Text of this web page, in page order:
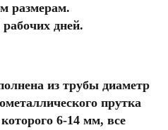
размерам.
дней.
из трубы диаметр
прутка
6-14 мм, все